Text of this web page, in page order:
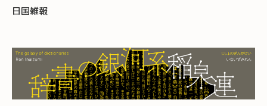
日国雑報